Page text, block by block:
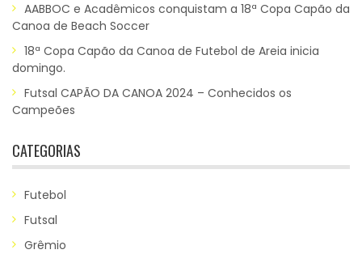
AABBOC e Acadêmicos conquistam a 18ª Copa Capão da
Canoa de Beach Soccer
18ª Copa Capão da Canoa de Futebol de Areia inicia
domingo.
Futsal CAPÃO DA CANOA 2024 – Conhecidos os
Campeões
CATEGORIAS
Futebol
Futsal
Grêmio